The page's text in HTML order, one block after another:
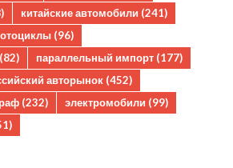
китайские автомобили (241)
(96)
(82) параллельный импорт (177)
авторынок (452)
(232) электромобили (99)